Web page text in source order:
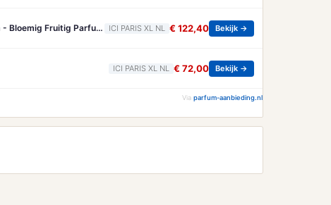
Yves Saint Laurent Eau De Parfum Bloemig Fruitig Parfum Voor Dames Yves Saint Laurent - Libre Berry Crush Eau De Parfum - Bloemig Fruitig Parfum Voor Dames - 50 ML ICI PARIS XL NL € 122,40 Bekijk →
ICI PARIS XL NL € 72,00 Bekijk →
Via parfum-aanbieding.nl